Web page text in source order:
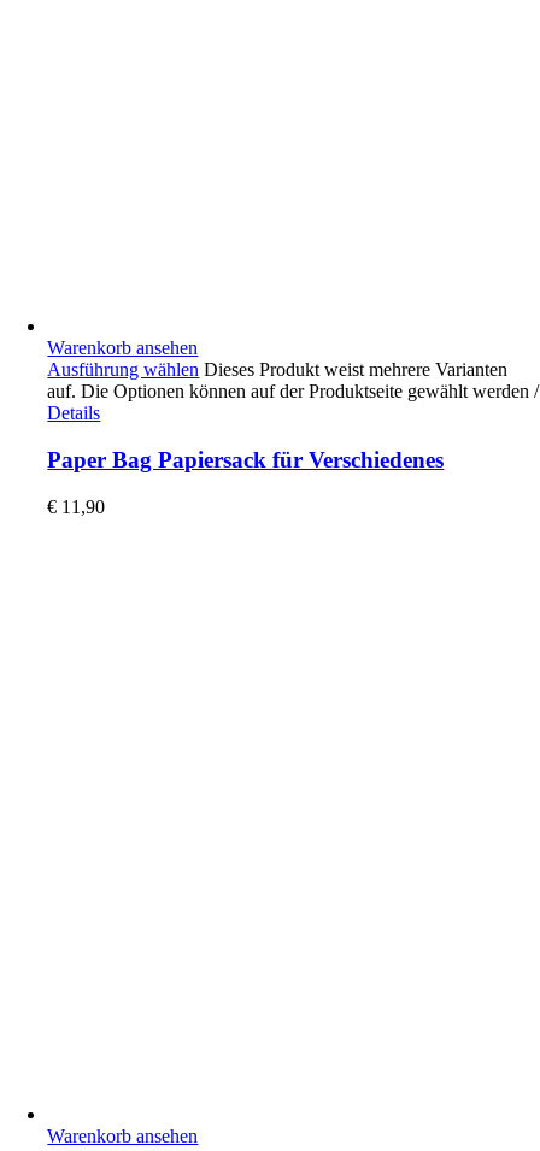
Warenkorb ansehen
Ausführung wählen Dieses Produkt weist mehrere Varianten
auf. Die Optionen können auf der Produktseite gewählt werden/
Details
Paper Bag Papiersack für Verschiedenes
€ 11,90
Warenkorb ansehen